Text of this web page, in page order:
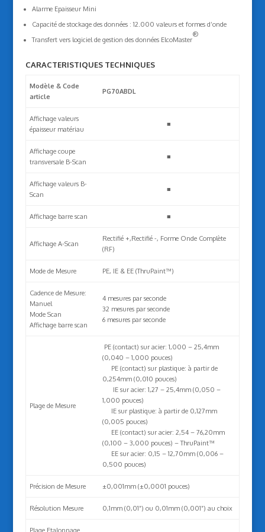
Alarme Epaisseur Mini
Capacité de stockage des données : 12.000 valeurs et formes d’onde
Transfert vers logiciel de gestion des données ElcoMaster
®
CARACTERISTIQUES TECHNIQUES
Modèle & Code
article
PG70ABDL
Affichage valeurs
épaisseur matériau
■
Affichage coupe
transversale B-Scan
■
Affichage valeurs B-
Scan
■
Affichage barre scan ■
Affichage A-Scan
Rectifié +,Rectifié -, Forme Onde Complète
(RF)
Mode de Mesure PE, IE & EE (ThruPaint™)
Cadence de Mesure:
Manuel
Mode Scan
Affichage barre scan
4 mesures par seconde
32 mesures par seconde
6 mesures par seconde
Plage de Mesure
PE (contact) sur acier: 1,000 – 25,4mm
(0,040 – 1,000 pouces)
PE (contact) sur plastique: à partir de
0,254mm (0,010 pouces)
IE sur acier: 1,27 – 25,4mm (0,050 –
1,000 pouces)
IE sur plastique: à partir de 0,127mm
(0,005 pouces)
EE (contact) sur acier: 2,54 – 76,20mm
(0,100 – 3,000 pouces) – ThruPaint™
EE sur acier: 0,15 – 12,70mm (0,006 –
0,500 pouces)
Précision de Mesure ±0,001mm (±0,0001 pouces)
Résolution Mesure 0,1mm (0,01”) ou 0,01mm (0,001”) au choix
Plage Etalonnage